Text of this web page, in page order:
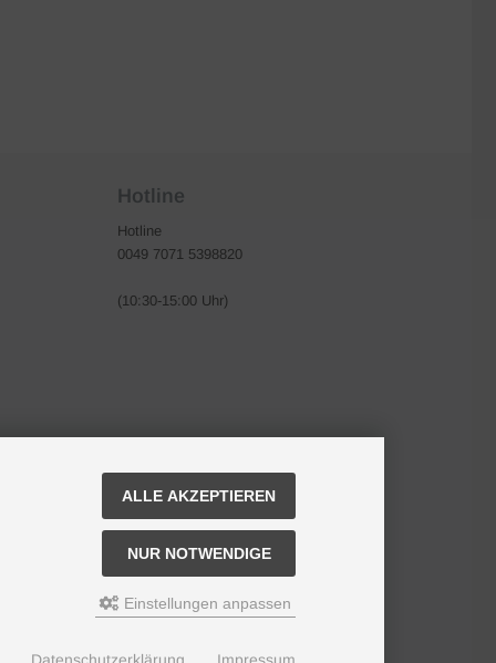
Hotline
Hotline
0049 7071 5398820
(10:30-15:00 Uhr)
ALLE AKZEPTIEREN
NUR NOTWENDIGE
Einstellungen anpassen